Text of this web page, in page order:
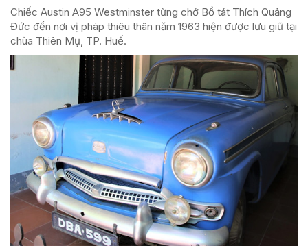
Chiếc Austin A95 Westminster từng chở Bồ tát Thích Quảng
Đức đến nơi vị pháp thiêu thân năm 1963 hiện được lưu giữ tại
chùa Thiên Mụ, TP. Huế.